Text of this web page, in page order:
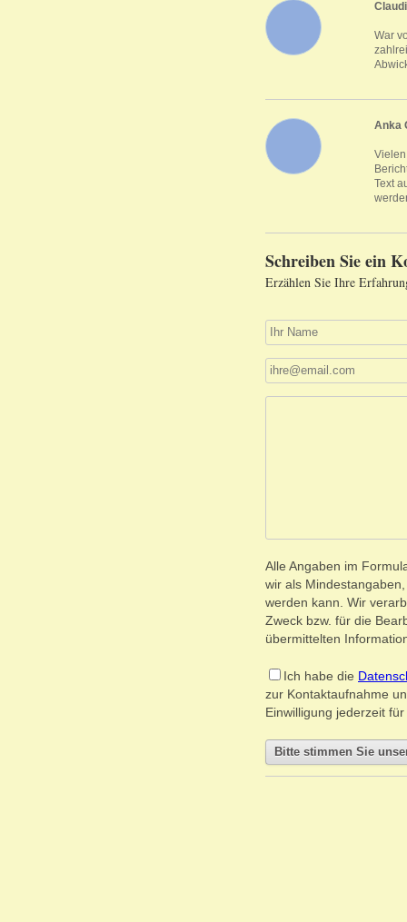
War
Anka
Vielen
Text
Schreiben Sie ein
Erzählen Sie Ihre
Alle Angaben im
wir als
werden kann. Wir
Zweck bzw. für die
übermittelten
Ich habe die
zur Kontaktaufnahme
Einwilligung jederzeit